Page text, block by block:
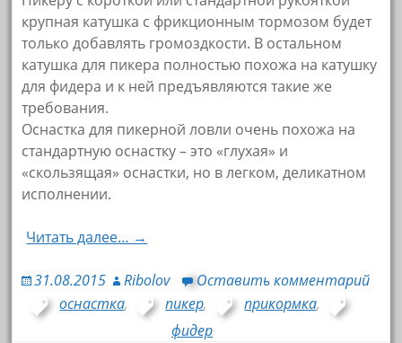
крупная катушка с фрикционным тормозом будет
только добавлять громоздкости. В остальном
катушка для пикера полностью похожа на катушку
для фидера и к ней предъявляются такие же
требования.
Оснастка для пикерной ловли очень похожа на
стандартную оснастку – это «глухая» и
«скользящая» оснастки, но в легком, деликатном
исполнении.
Читать далее… →
31.08.2015 Ribolov
Оставить комментарий
оснастка, пикер, прикормка,
фидер